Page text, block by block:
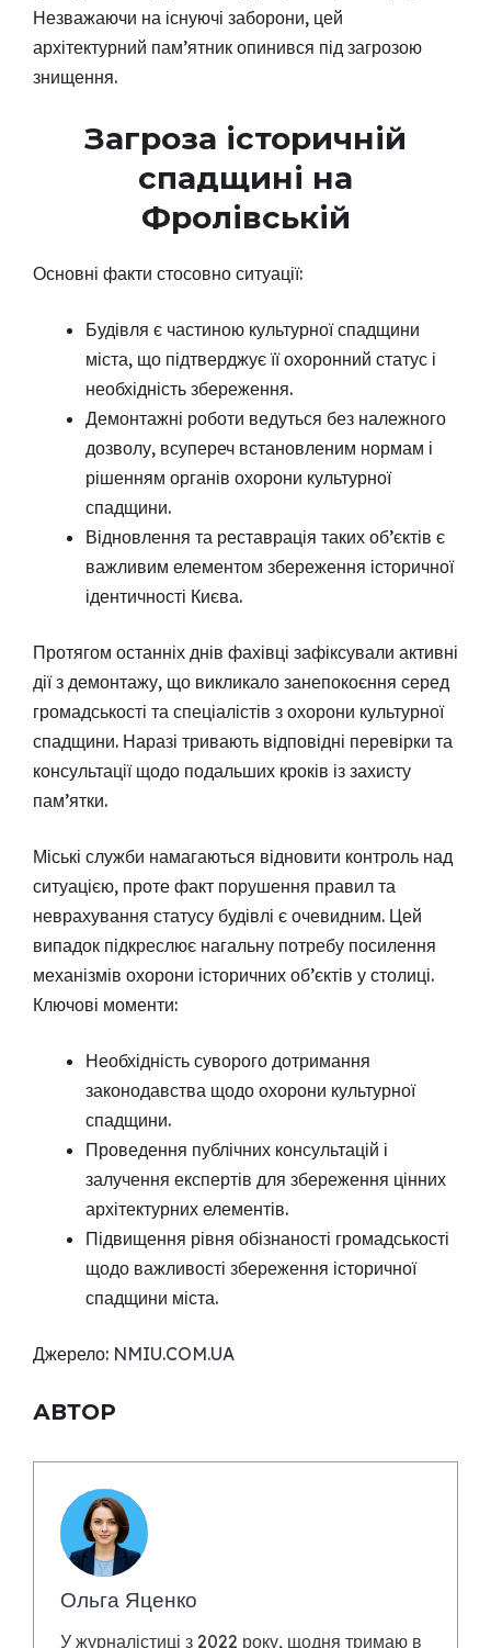
Незважаючи на існуючі заборони, цей
архітектурний пам’ятник опинився під загрозою
знищення.
Загроза історичній
спадщині на
Фролівській
Основні факти стосовно ситуації:
Будівля є частиною культурної спадщини
міста, що підтверджує її охоронний статус і
необхідність збереження.
Демонтажні роботи ведуться без належного
дозволу, всупереч встановленим нормам і
рішенням органів охорони культурної
спадщини.
Відновлення та реставрація таких об’єктів є
важливим елементом збереження історичної
ідентичності Києва.
Протягом останніх днів фахівці зафіксували активні
дії з демонтажу, що викликало занепокоєння серед
громадськості та спеціалістів з охорони культурної
спадщини. Наразі тривають відповідні перевірки та
консультації щодо подальших кроків із захисту
пам’ятки.
Міські служби намагаються відновити контроль над
ситуацією, проте факт порушення правил та
неврахування статусу будівлі є очевидним. Цей
випадок підкреслює нагальну потребу посилення
механізмів охорони історичних об’єктів у столиці.
Ключові моменти:
Необхідність суворого дотримання
законодавства щодо охорони культурної
спадщини.
Проведення публічних консультацій і
залучення експертів для збереження цінних
архітектурних елементів.
Підвищення рівня обізнаності громадськості
щодо важливості збереження історичної
спадщини міста.
Джерело: NMIU.COM.UA
АВТОР
Ольга Яценко
У журналістиці з 2022 року, щодня тримаю в